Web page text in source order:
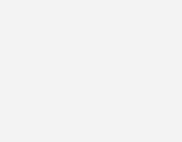
die Skala der Energieeffizienzklassen von
Gebäudeeffizienz von A bis G klassifizieren.